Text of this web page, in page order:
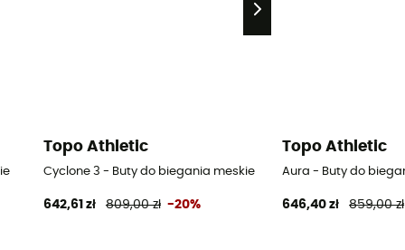
Topo Athletic
Cyclone 3 - Buty do biegania meskie
642,61 zł 809,00 zł -20%
Topo Athletic
Aura - Buty do
646,40 zł 859,00 zł